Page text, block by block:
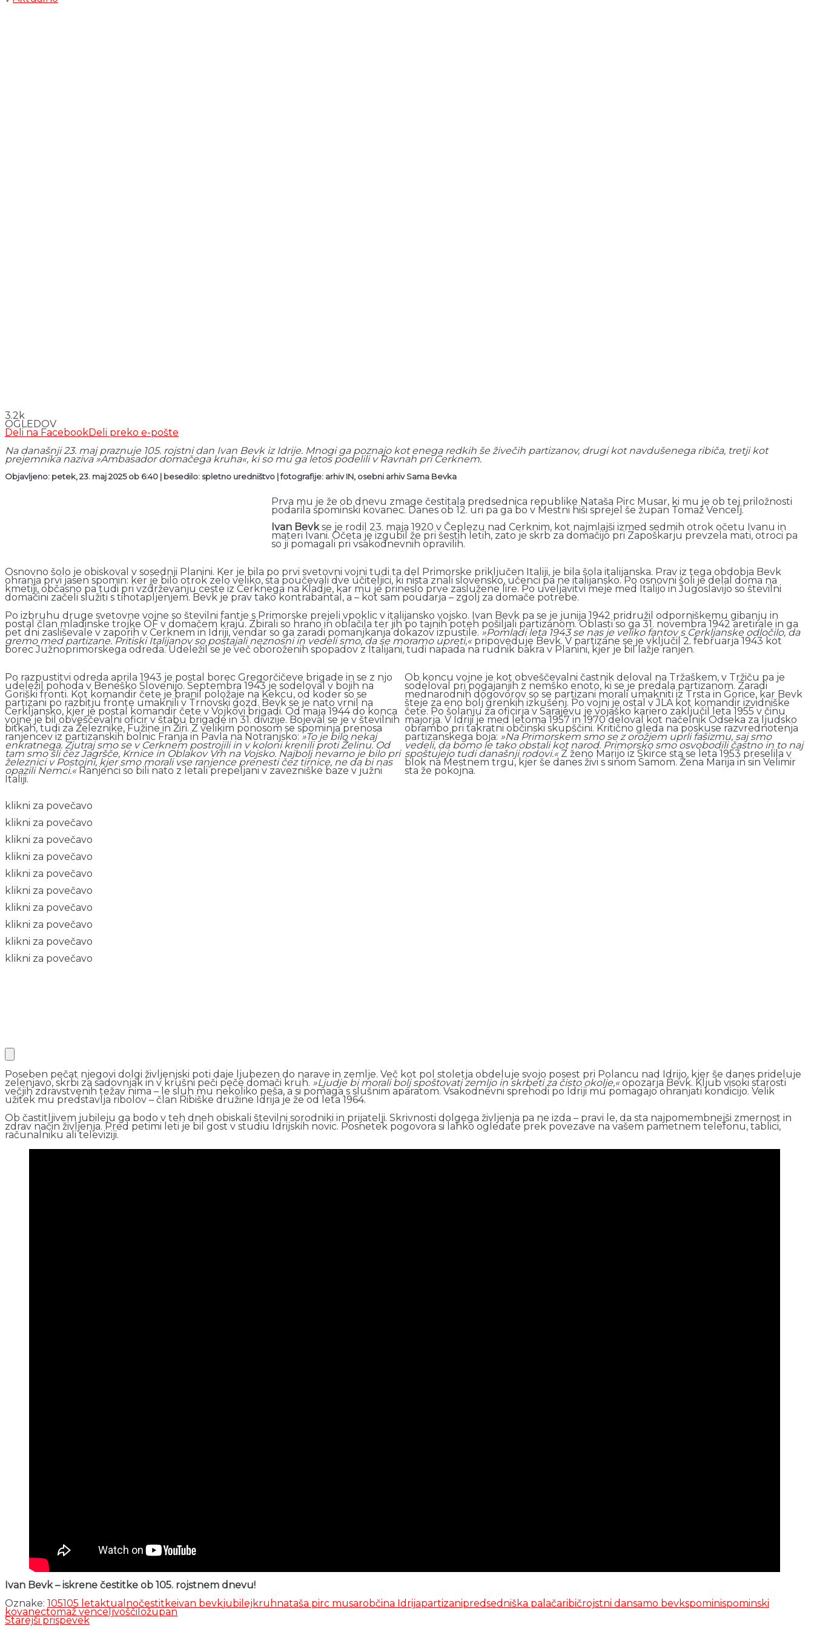
3.2k
OGLEDOV
Deli na FacebookDeli preko e-pošte
Na današnji 23. maj praznuje 105. rojstni dan Ivan Bevk iz Idrije. Mnogi ga poznajo kot enega redkih še živečih partizanov, drugi kot navdušenega ribiča, tretji kot
prejemnika naziva »Ambasador domačega kruha«, ki so mu ga letos podelili v Ravnah pri Cerknem.
Objavljeno: petek, 23. maj 2025 ob 6:40 | besedilo: spletno uredništvo | fotografije: arhiv IN, osebni arhiv Sama Bevka
Prva mu je že ob dnevu zmage čestitala predsednica republike Nataša Pirc Musar, ki mu je ob tej priložnosti
podarila spominski kovanec. Danes ob 12. uri pa ga bo v Mestni hiši sprejel še župan Tomaž Vencelj.
Ivan Bevkse je rodil 23. maja 1920 v Čeplezu nad Cerknim, kot najmlajši izmed sedmih otrok očetu Ivanu in
materi Ivani. Očeta je izgubil že pri šestih letih, zato je skrb za domačijo pri Zapoškarju prevzela mati, otroci pa
so ji pomagali pri vsakodnevnih opravilih.
Osnovno šolo je obiskoval v sosednji Planini. Ker je bila po prvi svetovni vojni tudi ta del Primorske priključen Italiji, je bila šola italijanska. Prav iz tega obdobja Bevk
ohranja prvi jasen spomin: ker je bilo otrok zelo veliko, sta poučevali dve učiteljici, ki nista znali slovensko, učenci pa ne italijansko. Po osnovni šoli je delal doma na
kmetiji, občasno pa tudi pri vzdrževanju ceste iz Cerknega na Kladje, kar mu je prineslo prve zaslužene lire. Po uveljavitvi meje med Italijo in Jugoslavijo so številni
domačini začeli služiti s tihotapljenjem. Bevk je prav tako kontrabantal, a – kot sam poudarja – zgolj za domače potrebe.
Po izbruhu druge svetovne vojne so številni fantje s Primorske prejeli vpoklic v italijansko vojsko. Ivan Bevk pa se je junija 1942 pridružil odporniškemu gibanju in
postal član mladinske trojke OF v domačem kraju. Zbirali so hrano in oblačila ter jih po tajnih poteh pošiljali partizanom. Oblasti so ga 31. novembra 1942 aretirale in ga
pet dni zasliševale v zaporih v Cerknem in Idriji, vendar so ga zaradi pomanjkanja dokazov izpustile. »Pomladi leta 1943 se nas je veliko fantov s Cerkljanske odločilo, da
gremo med partizane. Pritiski Italijanov so postajali neznosni in vedeli smo, da se moramo upreti,«pripoveduje Bevk. V partizane se je vključil 2. februarja 1943 kot
borec Južnoprimorskega odreda. Udeležil se je več oboroženih spopadov z Italijani, tudi napada na rudnik bakra v Planini, kjer je bil lažje ranjen.
Po razpustitvi odreda aprila 1943 je postal borec Gregorčičeve brigade in se z njo
udeležil pohoda v Beneško Slovenijo. Septembra 1943 je sodeloval v bojih na
Goriški fronti. Kot komandir čete je branil položaje na Kekcu, od koder so se
partizani po razbitju fronte umaknili v Trnovski gozd. Bevk se je nato vrnil na
Cerkljansko, kjer je postal komandir čete v Vojkovi brigadi. Od maja 1944 do konca
vojne je bil obveščevalni oficir v štabu brigade in 31. divizije. Bojeval se je v številnih
bitkah, tudi za Železnike, Fužine in Žiri. Z velikim ponosom se spominja prenosa
ranjencev iz partizanskih bolnic Franja in Pavla na Notranjsko: »To je bilo nekaj
enkratnega. Zjutraj smo se v Cerknem postrojili in v koloni krenili proti Želinu. Od
tam smo šli čez Jagršče, Krnice in Oblakov Vrh na Vojsko. Najbolj nevarno je bilo pri
železnici v Postojni, kjer smo morali vse ranjence prenesti čez tirnice, ne da bi nas
opazili Nemci.«Ranjenci so bili nato z letali prepeljani v zavezniške baze v južni
Italiji.
Ob koncu vojne je kot obveščevalni častnik deloval na Tržaškem, v Tržiču pa je
sodeloval pri pogajanjih z nemško enoto, ki se je predala partizanom. Zaradi
mednarodnih dogovorov so se partizani morali umakniti iz Trsta in Gorice, kar Bevk
šteje za eno bolj grenkih izkušenj. Po vojni je ostal v JLA kot komandir izvidniške
čete. Po šolanju za oficirja v Sarajevu je vojaško kariero zaključil leta 1955 v činu
majorja. V Idriji je med letoma 1957 in 1970 deloval kot načelnik Odseka za ljudsko
obrambo pri takratni občinski skupščini. Kritično gleda na poskuse razvrednotenja
partizanskega boja: »Na Primorskem smo se z orožjem uprli fašizmu, saj smo
vedeli, da bomo le tako obstali kot narod. Primorsko smo osvobodili častno in to naj
spoštujejo tudi današnji rodovi.«Z ženo Marijo iz Skirce sta se leta 1953 preselila v
blok na Mestnem trgu, kjer še danes živi s sinom Samom. Žena Marija in sin Velimir
sta že pokojna.
klikni za povečavo
klikni za povečavo
klikni za povečavo
klikni za povečavo
klikni za povečavo
klikni za povečavo
klikni za povečavo
klikni za povečavo
klikni za povečavo
klikni za povečavo
Poseben pečat njegovi dolgi življenjski poti daje ljubezen do narave in zemlje. Več kot pol stoletja obdeluje svojo posest pri Polancu nad Idrijo, kjer še danes prideluje
zelenjavo, skrbi za sadovnjak in v krušni peči peče domači kruh. »Ljudje bi morali bolj spoštovati zemljo in skrbeti za čisto okolje,«opozarja Bevk. Kljub visoki starosti
večjih zdravstvenih težav nima – le sluh mu nekoliko peša, a si pomaga s slušnim aparatom. Vsakodnevni sprehodi po Idriji mu pomagajo ohranjati kondicijo. Velik
užitek mu predstavlja ribolov – član Ribiške družine Idrija je že od leta 1964.
Ob častitljivem jubileju ga bodo v teh dneh obiskali številni sorodniki in prijatelji. Skrivnosti dolgega življenja pa ne izda – pravi le, da sta najpomembnejši zmernost in
zdrav način življenja. Pred petimi leti je bil gost v studiu Idrijskih novic. Posnetek pogovora si lahko ogledate prek povezave na vašem pametnem telefonu, tablici,
računalniku ali televiziji.
Ivan Bevk – iskrene čestitke ob 105. rojstnem dnevu!
Oznake: 105105 letaktualnočestitkeivan bevkjubilej kruhnataša pirc musarobčina Idrijapartizanipredsedniška palačaribičrojstni dansamo bevkspominispominski
kovanectomaž venceljvoščiložupan
Starejši prispevek